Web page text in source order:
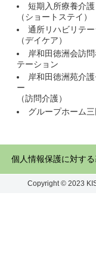
短期入所療養介護
（ショートステイ）
通所リハビリテ
（デイケア）
岸和田徳洲会訪
テーション
岸和田徳洲苑介
ー
（訪問介護）
グループホーム三
Copyright © 2023
個人情報保護に対す